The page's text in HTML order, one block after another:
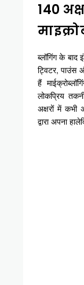
140
ब्लॉगिंग के
ट्विटर, पाउंस
हैं
लोकप्रिय
अक्षरों में कभी
द्वारा अपना